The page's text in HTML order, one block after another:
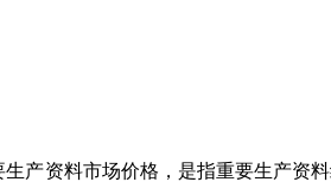
资料市场价格，是指重要生产资料